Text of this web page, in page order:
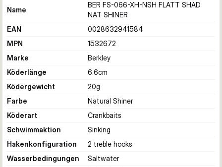
Name
BER FS-066-XH-NSH FLATT SHAD
NAT SHINER
EAN
0028632941584
MPN
1532672
Marke
Berkley
Köderlänge
6.6cm
Ködergewicht
20g
Farbe
Natural Shiner
Köderart
Crankbaits
Schwimmaktion
Sinking
Hakenkonfiguration
2 treble hooks
Wasserbedingungen
Saltwater